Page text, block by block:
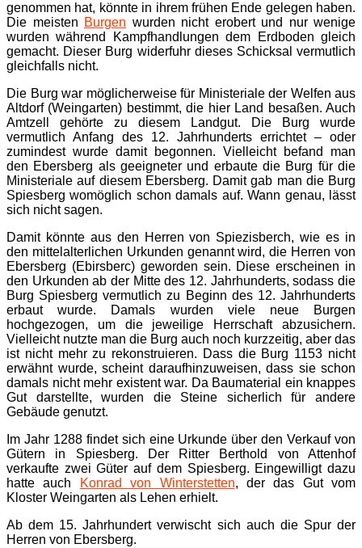
genommen hat, könnte in ihrem frühen Ende gelegen haben.
Die meisten Burgen wurden nicht erobert und nur wenige
wurden während Kampfhandlungen dem Erdboden gleich
gemacht. Dieser Burg widerfuhr dieses Schicksal vermutlich
gleichfalls nicht.
Die Burg war möglicherweise für Ministeriale der Welfen aus
Altdorf (Weingarten) bestimmt, die hier Land besaßen. Auch
Amtzell gehörte zu diesem Landgut. Die Burg wurde
vermutlich Anfang des 12. Jahrhunderts errichtet – oder
zumindest wurde damit begonnen. Vielleicht befand man
den Ebersberg als geeigneter und erbaute die Burg für die
Ministeriale auf diesem Ebersberg. Damit gab man die Burg
Spiesberg womöglich schon damals auf. Wann genau, lässt
sich nicht sagen.
Damit könnte aus den Herren von Spiezisberch, wie es in
den mittelalterlichen Urkunden genannt wird, die Herren von
Ebersberg (Ebirsberc) geworden sein. Diese erscheinen in
den Urkunden ab der Mitte des 12. Jahrhunderts, sodass die
Burg Spiesberg vermutlich zu Beginn des 12. Jahrhunderts
erbaut wurde. Damals wurden viele neue Burgen
hochgezogen, um die jeweilige Herrschaft abzusichern.
Vielleicht nutzte man die Burg auch noch kurzzeitig, aber das
ist nicht mehr zu rekonstruieren. Dass die Burg 1153 nicht
erwähnt wurde, scheint daraufhinzuweisen, dass sie schon
damals nicht mehr existent war. Da Baumaterial ein knappes
Gut darstellte, wurden die Steine sicherlich für andere
Gebäude genutzt.
Im Jahr 1288 findet sich eine Urkunde über den Verkauf von
Gütern in Spiesberg. Der Ritter Berthold von Attenhof
verkaufte zwei Güter auf dem Spiesberg. Eingewilligt dazu
hatte auch
Konrad von Winterstetten, der das Gut vom
Kloster Weingarten als Lehen erhielt.
Ab dem 15. Jahrhundert verwischt sich auch die Spur der
Herren von Ebersberg.